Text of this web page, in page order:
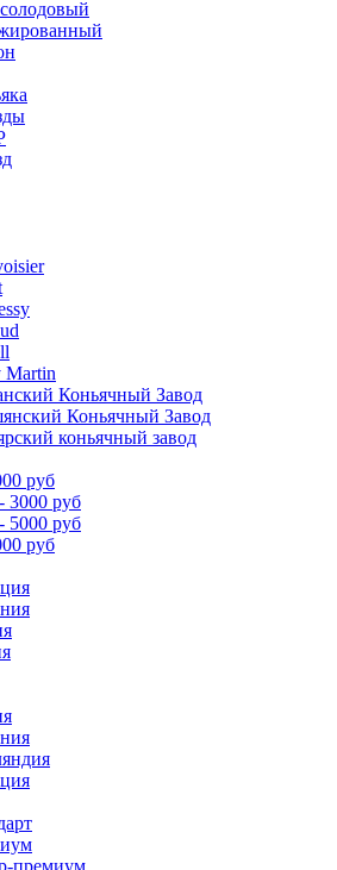
Martin
Коньячный Завод
Коньячный Завод
коньячный завод
руб
3000 руб
5000 руб
руб
премиум